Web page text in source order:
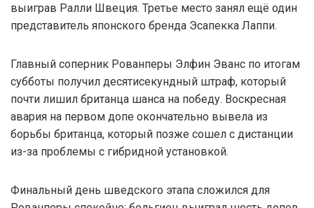
выиграв Ралли Швеция. Третье место занял ещё один
представитель японского бренда Эсапекка Лаппи.
Главный соперник Рованперы Элфин Эванс по итогам
субботы получил десятисекундный штраф, который
почти лишил британца шанса на победу. Воскресная
авария на первом допе окончательно вывела из
борьбы британца, который позже сошел с дистанции
из-за проблемы с гибридной установкой.
Финальный день шведского этапа сложился для